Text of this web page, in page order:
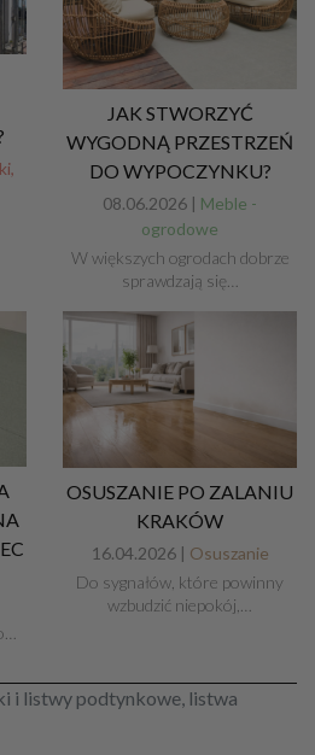
JAK STWORZYĆ
WYGODNĄ PRZESTRZEŃ
DO WYPOCZYNKU?
08.06.2026 | Meble -
ogrodowe
W większych ogrodach dobrze
sprawdzają się…
OSUSZANIE PO ZALANIU
KRAKÓW
16.04.2026 | Osuszanie
Do sygnałów, które powinny
wzbudzić niepokój,…
i listwy podtynkowe, listwa